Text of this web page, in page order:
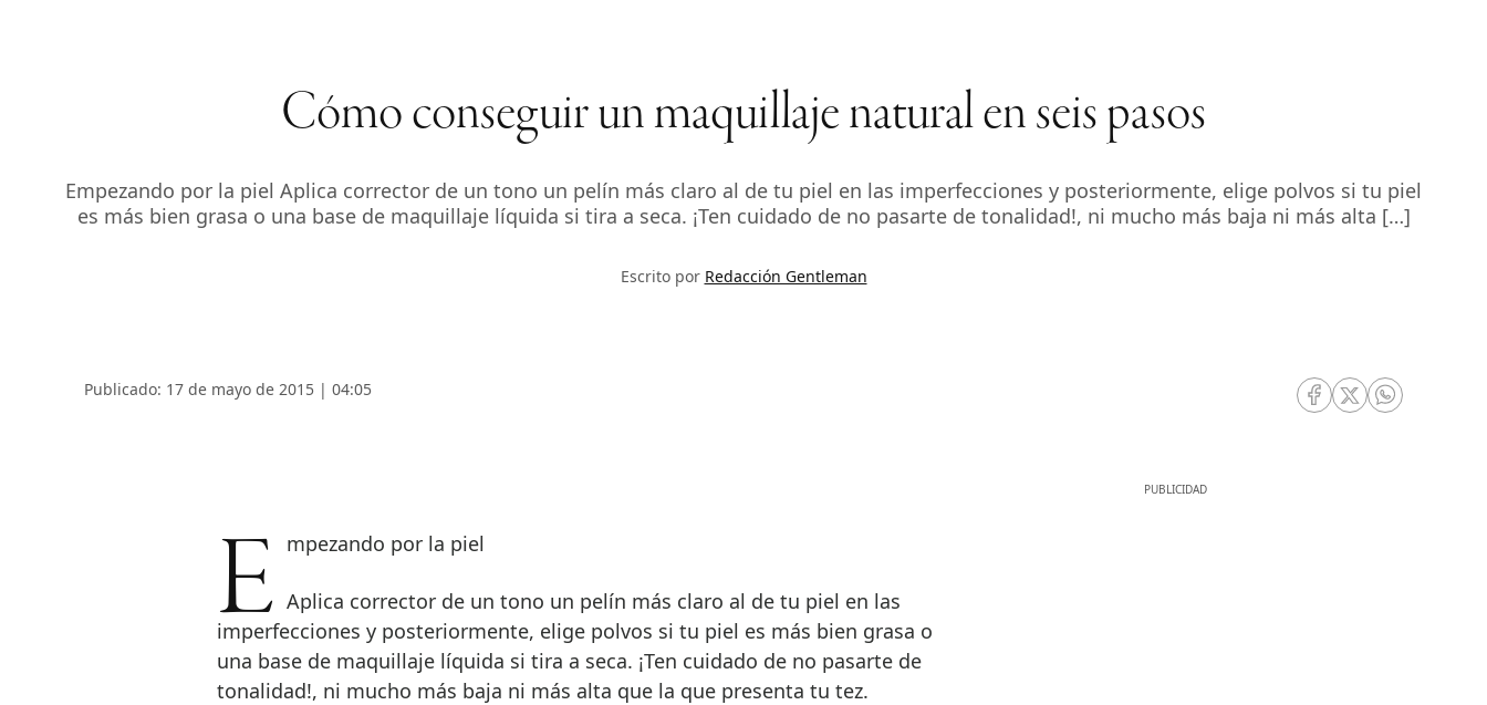
Cómo conseguir un maquillaje natural en seis pasos
Empezando por la piel Aplica corrector de un tono un pelín más claro al de tu piel en las imperfecciones y posteriormente, elige polvos si tu piel
es más bien grasa o una base de maquillaje líquida si tira a seca. ¡Ten cuidado de no pasarte de tonalidad!, ni mucho más baja ni más alta […]
Escrito por Redacción Gentleman
Publicado: 17 de mayo de 2015 | 04:05
RRSS Facebook
RRSS Twitter
RRSS
Empezando por la piel
Aplica corrector de un tono un pelín más claro al de tu piel en las
imperfecciones y posteriormente, elige polvos si tu piel es más bien grasa o
una base de maquillaje líquida si tira a seca. ¡Ten cuidado de no pasarte de
tonalidad!, ni mucho más baja ni más alta que la que presenta tu tez.